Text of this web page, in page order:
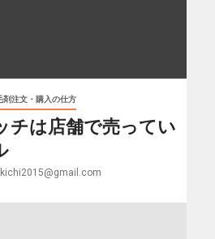
剤注文・購入の仕方
チは店舗で売ってい